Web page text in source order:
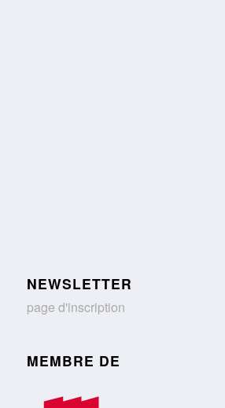
NEWSLETTER
page d'inscription
MEMBRE DE